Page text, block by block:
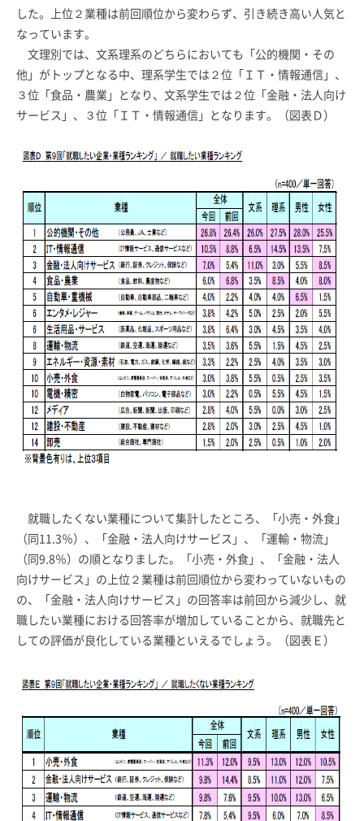
した。上位２業種は前回順位から変わらず、引き続き高い人気と
なっています。
文理別では、文系理系のどちらにおいても「公的機関・その
他」がトップとなる中、理系学生では２位「ＩＴ・情報通信」、
３位「食品・農業」となり、文系学生では２位「金融・法人向け
サービス」、３位「ＩＴ・情報通信」となります。（図表Ｄ）
就職したくない業種について集計したところ、「小売・外食」
（同11.3％）、「金融・法人向けサービス」、「運輸・物流」
（同9.8％）の順となりました。「小売・外食」、「金融・法人
向けサービス」の上位２業種は前回順位から変わっていないもの
の、「金融・法人向けサービス」の回答率は前回から減少し、就
職したい業種における回答率が増加していることから、就職先と
しての評価が良化している業種といえるでしょう。（図表Ｅ）